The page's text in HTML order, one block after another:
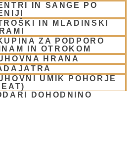
IN SANGE PO
IN MLADINSKI
ZA PODPORO
IN OTROKOM
HRANA
UMIK POHORJE
DOHODNINO
Saraswati